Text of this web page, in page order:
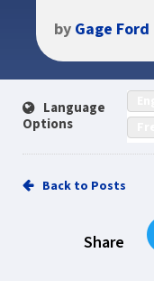
by Gage Ford
Language
Options
Back to Posts
Share